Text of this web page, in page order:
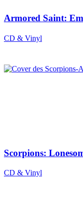
Armored Saint:
CD & Vinyl
Scorpions:
CD & Vinyl